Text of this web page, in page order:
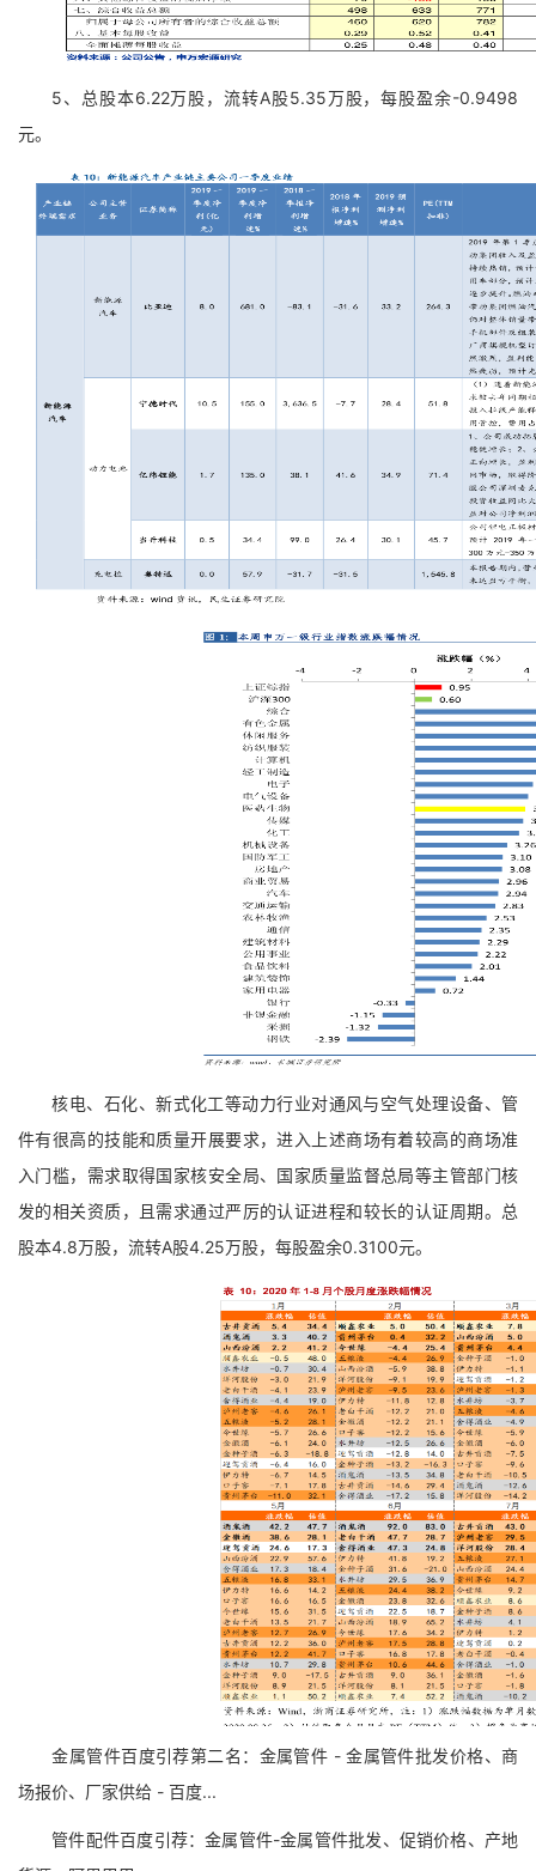
5、总股本6.22万股，流转A股5.35万股，每股盈余-0.9498
元。
核电、石化、新式化工等动力行业对通风与空气处理设备、管
件有很高的技能和质量开展要求，进入上述商场有着较高的商场准
入门槛，需求取得国家核安全局、国家质量监督总局等主管部门核
发的相关资质，且需求通过严厉的认证进程和较长的认证周期。总
股本4.8万股，流转A股4.25万股，每股盈余0.3100元。
金属管件百度引荐第二名：金属管件 - 金属管件批发价格、商
场报价、厂家供给 - 百度...
管件配件百度引荐：金属管件-金属管件批发、促销价格、产地